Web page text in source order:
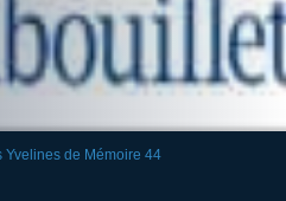
Yvelines de Mémoire 44